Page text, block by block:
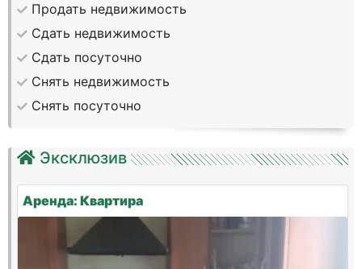
Продать недвижимость
Сдать недвижимость
Сдать посуточно
Снять недвижимость
Снять посуточно
Эксклюзив
Аренда: Квартира